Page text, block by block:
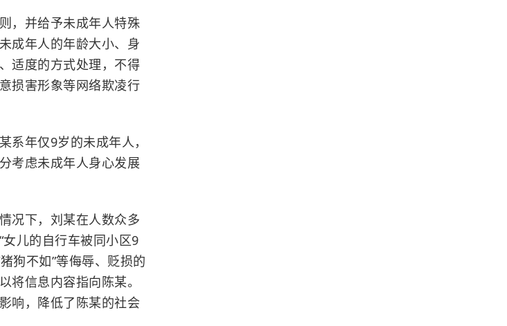
，并给予未成年人特殊
成年人的年龄大小、身
适度的方式处理，不得
损害形象等网络欺凌行
系年仅9岁的未成年人，
考虑未成年人身心发展
况下，刘某在人数众多
儿的自行车被同小区9
狗不如”等侮辱、贬损的
将信息内容指向陈某。
响，降低了陈某的社会